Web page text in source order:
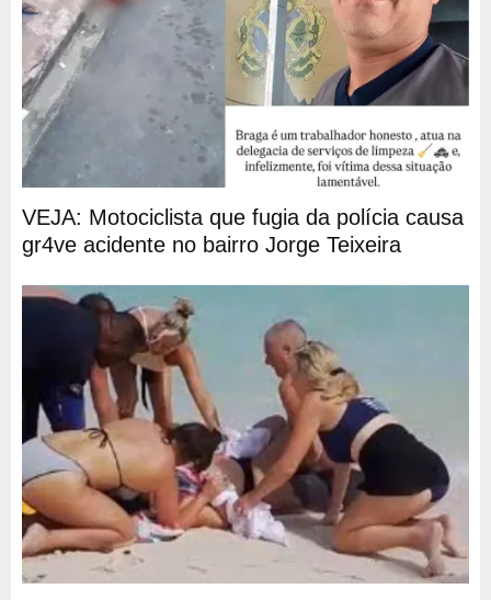
VEJA: Motociclista que fugia da polícia causa
gr4ve acidente no bairro Jorge Teixeira